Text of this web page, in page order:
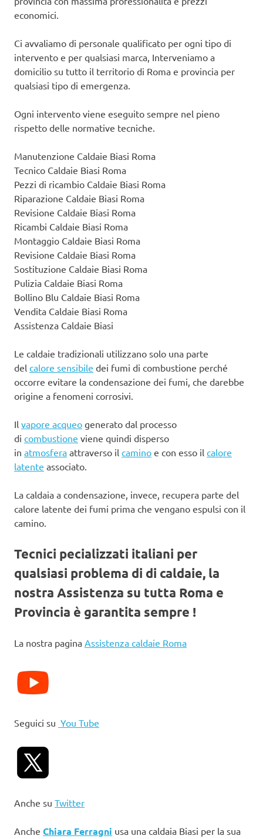
economici.
Ci avvaliamo di personale qualificato per ogni tipo di
intervento e per qualsiasi marca, Interveniamo a
domicilio su tutto il territorio di Roma e provincia per
qualsiasi tipo di emergenza.
Ogni intervento viene eseguito sempre nel pieno
rispetto delle normative tecniche.
Manutenzione Caldaie Biasi Roma
Tecnico Caldaie Biasi Roma
Pezzi di ricambio Caldaie Biasi Roma
Riparazione Caldaie Biasi Roma
Revisione Caldaie Biasi Roma
Ricambi Caldaie Biasi Roma
Montaggio Caldaie Biasi Roma
Revisione Caldaie Biasi Roma
Sostituzione Caldaie Biasi Roma
Pulizia Caldaie Biasi Roma
Bollino Blu Caldaie Biasi Roma
Vendita Caldaie Biasi Roma
Assistenza Caldaie Biasi
Le caldaie tradizionali utilizzano solo una parte
del calore sensibile dei fumi di combustione perché
occorre evitare la condensazione dei fumi, che darebbe
origine a fenomeni corrosivi.
Il vapore acqueo generato dal processo
di combustione viene quindi disperso
in atmosfera attraverso il camino e con esso il calore
latente associato.
La caldaia a condensazione, invece, recupera parte del
calore latente dei fumi prima che vengano espulsi con il
camino.
Tecnici pecializzati italiani per
qualsiasi problema di di caldaie, la
nostra Assistenza su tutta Roma e
Provincia è garantita sempre !
La nostra pagina Assistenza caldaie Roma
Seguici su You Tube
Anche su Twitter
Anche Chiara Ferragni usa una caldaia Biasi per la sua